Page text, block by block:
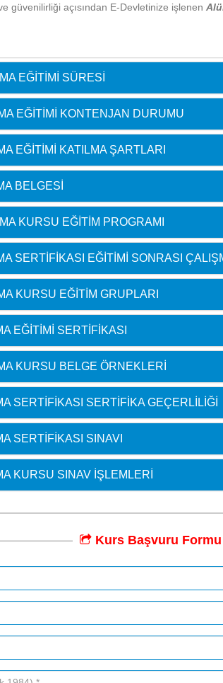
güvenilirliği açısından E-Devletinize işlenen
EĞITIMI SÜRESI
EĞITIMI KONTENJAN DURUMU
EĞITIMI KATILMA ŞARTLARI
BELGESI
KURSU EĞITIM PROGRAMI
SERTIFIKASI EĞITIMI SONRASI
KURSU EĞITIM GRUPLARI
EĞITIMI SERTIFIKASI
KURSU BELGE ÖRNEKLERI
SERTIFIKASI SERTIFIKA GEÇERLILIĞI
SERTIFIKASI SINAVI
KURSU SINAV İŞLEMLERI
Kurs Başvuru Formu